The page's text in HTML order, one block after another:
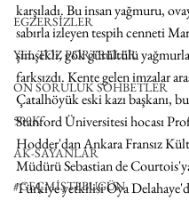
EGZERSİZLER
YEL TOZ PORTRELER
ON SORULUK SOHBETLER
500K
AK-SAYANLAR
#GEÇMİŞTEBUGÜN
karşıladı. Bu insan yağmuru,
sabırla izleyen tespih cenneti
şimşekli, gök gürültülü
farksızdı. Kente gelen imzalar
Çatalhöyük eski kazı başkanı,
Stanford Üniversitesi hocası
Hodder'dan Ankara Fransız
Müdürü Sebastian de
Türkiye yetkilisi Oya